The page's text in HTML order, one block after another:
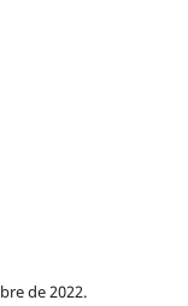
de 2022.